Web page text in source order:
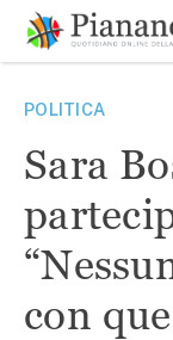
contenuto
POLITICA
Sara
con